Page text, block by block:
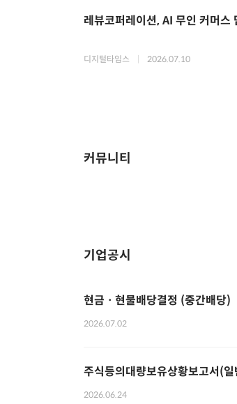
레뷰코퍼레이션, AI 무인 커머
디지털타임스 2026.07.10
커뮤니티
기업공시
현금ㆍ현물배당결정 (중간배당)
2026.07.02
주식등의대량보유상황보고서(일
2026.06.24